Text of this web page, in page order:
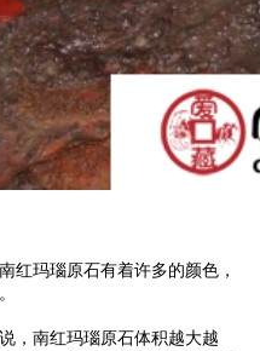
玛瑙原石有着许多的颜色，
南红玛瑙原石体积越大越